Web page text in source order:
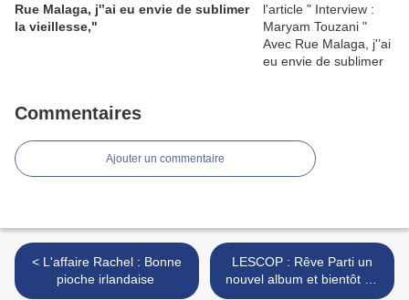
Rue Malaga, j'’ai eu envie de sublimer
la vieillesse,"
Commentaires
Ajouter un commentaire
< L'affaire Rachel : Bonne
pioche irlandaise
LESCOP : Rêve Parti un
nouvel album et bientôt en
concert près de Lyon >